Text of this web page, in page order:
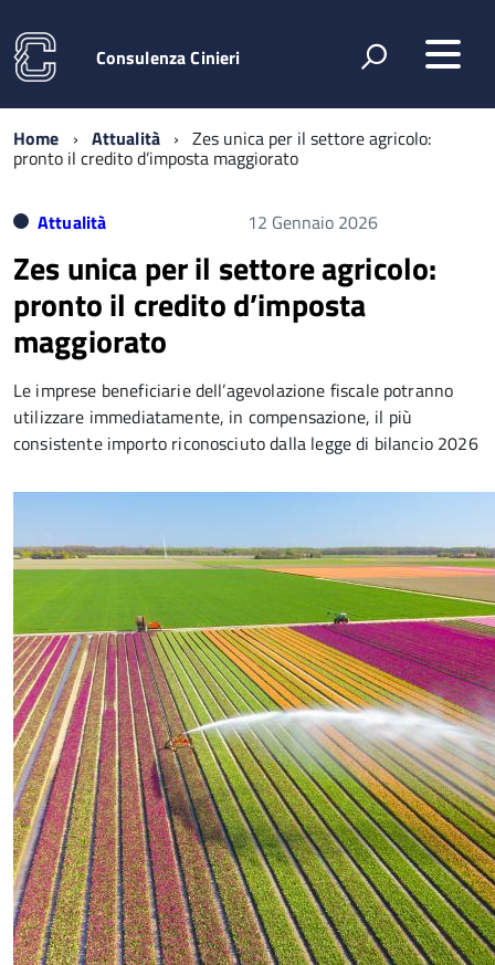
Consulenza Cinieri
Home Attualità Zes unica per il settore agricolo:
pronto il credito d’imposta maggiorato
Attualità 12 Gennaio 2026
Zes unica per il settore agricolo:
pronto il credito d’imposta
maggiorato
Le imprese beneficiarie dell’agevolazione fiscale potranno
utilizzare immediatamente, in compensazione, il più
consistente importo riconosciuto dalla legge di bilancio 2026